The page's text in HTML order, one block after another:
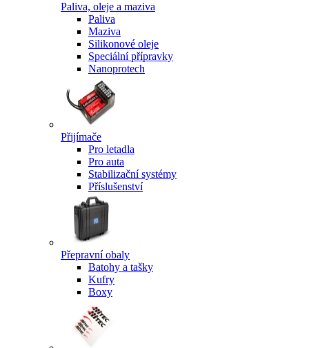
Paliva, oleje a maziva
Paliva
Maziva
Silikonové oleje
Speciální přípravky
Nanoprotech
Přijímače
Pro letadla
Pro auta
Stabilizační systémy
Příslušenství
Přepravní obaly
Batohy a tašky
Kufry
Boxy